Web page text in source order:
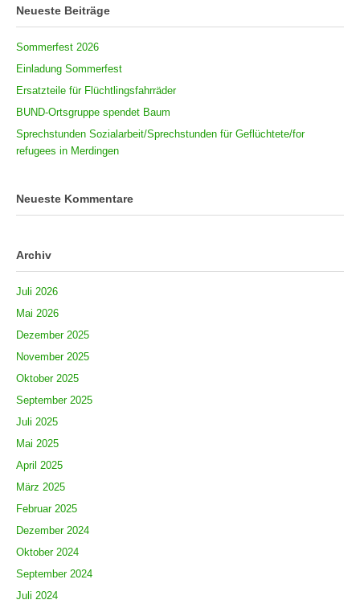
Neueste Beiträge
Sommerfest 2026
Einladung Sommerfest
Ersatzteile für Flüchtlingsfahrräder
BUND-Ortsgruppe spendet Baum
Sprechstunden Sozialarbeit/Sprechstunden für Geflüchtete/for
refugees in Merdingen
Neueste Kommentare
Archiv
Juli 2026
Mai 2026
Dezember 2025
November 2025
Oktober 2025
September 2025
Juli 2025
Mai 2025
April 2025
März 2025
Februar 2025
Dezember 2024
Oktober 2024
September 2024
Juli 2024